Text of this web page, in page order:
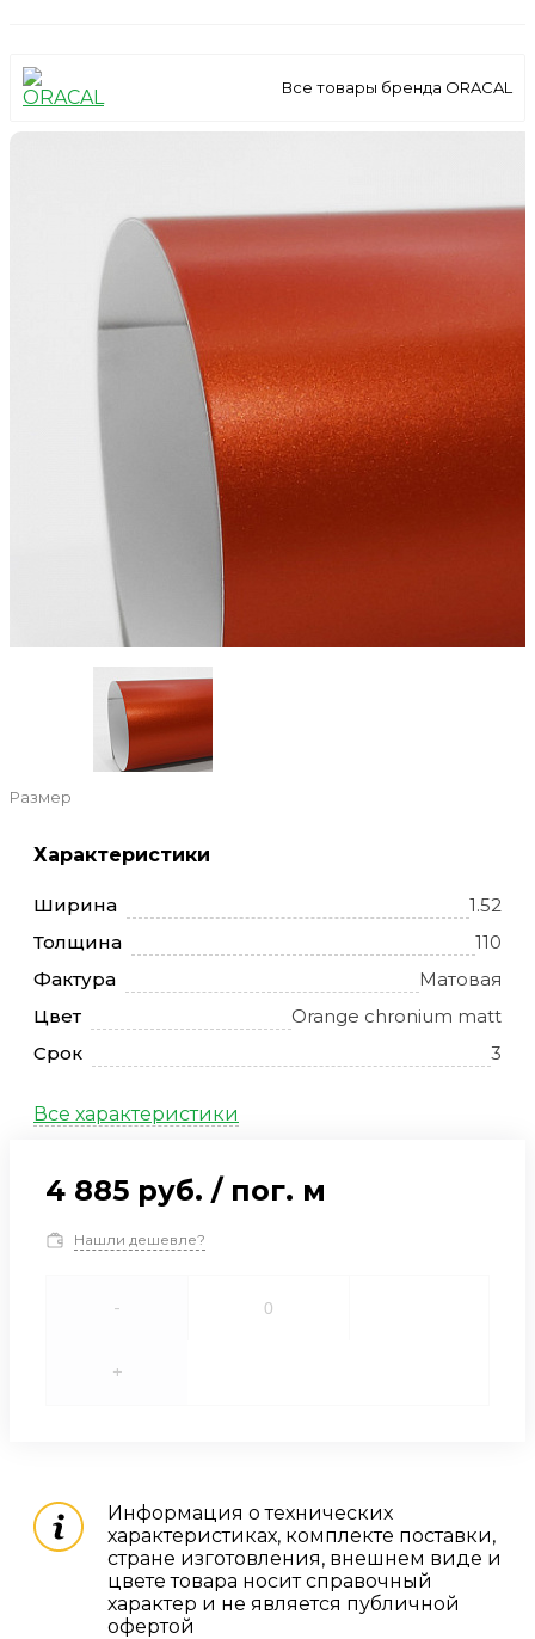
Все товары бренда ORACAL
Размер
Характеристики
Ширина
1.52
Толщина
110
Фактура
Матовая
Цвет
Orange chronium matt
Срок
3
Все характеристики
4 885 руб. / пог. м
Нашли дешевле?
-
+
Информация о технических
характеристиках, комплекте поставки,
стране изготовления, внешнем виде и
цвете товара носит справочный
характер и не является публичной
офертой